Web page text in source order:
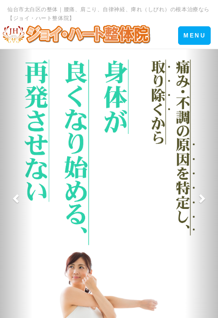
仙台市太白区の整体｜腰痛、肩こり、自律神経、痺れ（しびれ）の根本治療なら
【ジョイ・ハート整体院】
Toggle
navigation
MENU